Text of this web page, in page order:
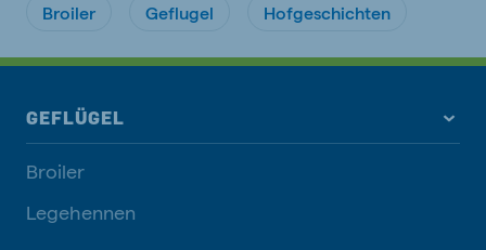
Broiler Geflugel Hofgeschichten
GEFLÜGEL
Broiler
Legehennen